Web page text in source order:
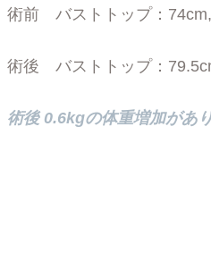
術前 バストトップ：
術後 バストトップ：
術後 0.6kgの体重増加があり